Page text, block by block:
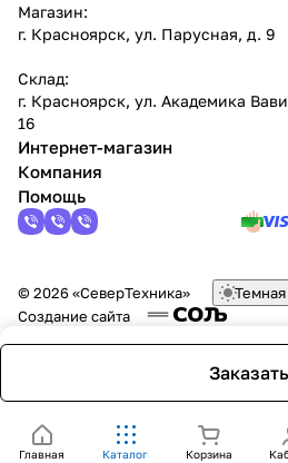
Заказать
Главная Каталог Корзина
Магазин:
г. Красноярск, ул. Парусная, д. 9
Склад:
г. Красноярск, ул. Академика
16
Интернет-магазин
Компания
Помощь
© 2026 «СеверТехника»
Создание сайта